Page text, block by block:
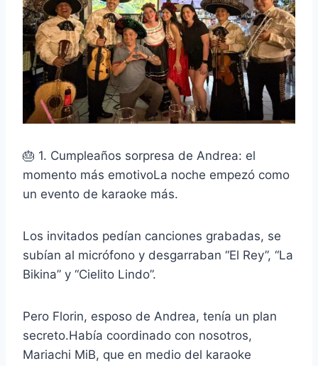
🎂 1. Cumpleaños sorpresa de Andrea: el
momento más emotivoLa noche empezó como
un evento de karaoke más.
Los invitados pedían canciones grabadas, se
subían al micrófono y desgarraban “El Rey”, “La
Bikina” y “Cielito Lindo”.
Pero Florin, esposo de Andrea, tenía un plan
secreto.Había coordinado con nosotros,
Mariachi MiB, que en medio del karaoke